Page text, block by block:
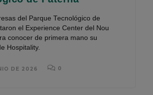
del Parque Tecnológico de
el Experience Center del Nou
conocer de primera mano su
Hospitality.
DE 2026 0